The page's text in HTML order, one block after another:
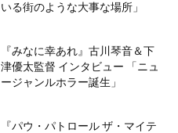
いる街のような大事な場所」
『みなに幸あれ』古川琴音＆下
津優太監督 インタビュー 「ニュ
ージャンルホラー誕生」
『パウ・パトロール ザ・マイテ